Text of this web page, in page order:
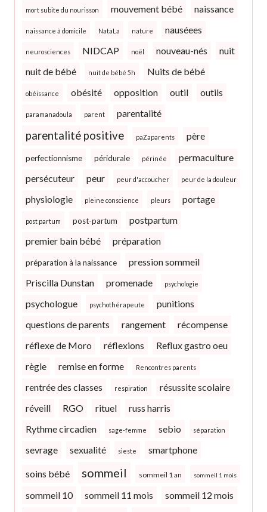
mort subite du nourisson mouvement bébé naissance
naissance à domicile NataLa nature nauséees
neurosciences NIDCAP noël nouveau-nés
nuit
nuit de bébé
nuit de bébé 5h Nuits de bébé
obéissance obésité opposition outil outils
paramanadoula parent parentalité
parentalité positive paZaparents père
perfectionnisme péridurale périnée
permaculture
persécuteur
peur peur d'accoucher peur de la douleur
physiologie pleine conscience pleurs portage
post partum post-partum
postpartum
premier bain bébé
préparation
préparation à la naissance
pression sommeil
Priscilla Dunstan
promenade psychologie
psychologue psychothérapeute
punitions
questions de parents
rangement
récompense
réflexe de Moro
réflexions
Reflux gastro oeu
règle
remise en forme Rencontres parents
rentrée des classes respiration
résussite scolaire
réveill
RGO rituel
russ harris
Rythme circadien
sage-femme sebio séparation
sevrage sexualité sieste smartphone
soins bébé sommeil sommeil 1 an sommeil 1 mois
sommeil 10 sommeil 11 mois sommeil 12 mois